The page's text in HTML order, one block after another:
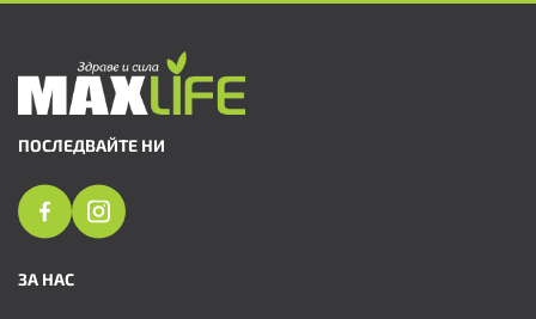
ПОСЛЕДВАЙТЕ НИ
ЗА НАС